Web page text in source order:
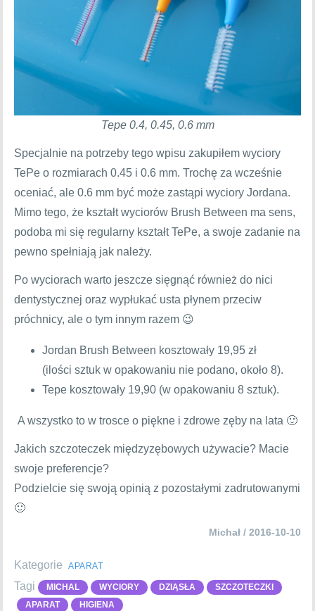
Tepe 0.4, 0.45, 0.6 mm
Specjalnie na potrzeby tego wpisu zakupiłem wyciory
TePe o rozmiarach 0.45 i 0.6 mm. Trochę za wcześnie
oceniać, ale 0.6 mm być może zastąpi wyciory Jordana.
Mimo tego, że kształt wyciorów Brush Between ma sens,
podoba mi się regularny kształt TePe, a swoje zadanie na
pewno spełniają jak należy.
Po wyciorach warto jeszcze sięgnąć również do nici
dentystycznej oraz wypłukać usta płynem przeciw
próchnicy, ale o tym innym razem 😉
Jordan Brush Between kosztowały 19,95 zł
(ilości sztuk w opakowaniu nie podano, około 8).
Tepe kosztowały 19,90 (w opakowaniu 8 sztuk).
A wszystko to w trosce o piękne i zdrowe zęby na lata 🙂
Jakich szczoteczek międzyzębowych używacie? Macie
swoje preferencje?
Podzielcie się swoją opinią z pozostałymi zadrutowanymi
🙂
Michał / 2016-10-10
Kategorie APARAT
Tagi MICHAL WYCIORY DZIĄSŁA
SZCZOTECZKI
APARAT
HIGIENA